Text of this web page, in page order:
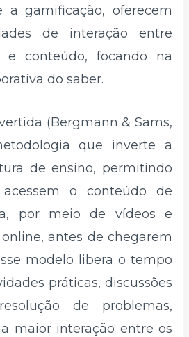
a gamificação, oferecem
de interação entre
e conteúdo, focando na
do saber.
(Bergmann & Sams,
que inverte a
de ensino, permitindo
o conteúdo de
por meio de vídeos e
antes de chegarem
modelo libera o tempo
práticas, discussões
de problemas,
maior interação entre os